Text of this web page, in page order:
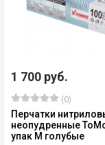
1 700 руб.
(0)
Перчатки
неопудренные
упак M голубые